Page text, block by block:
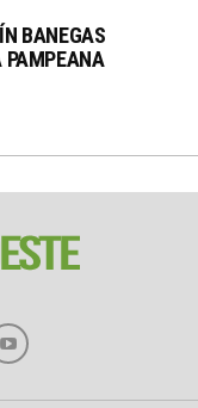
BANEGAS
PAMPEANA